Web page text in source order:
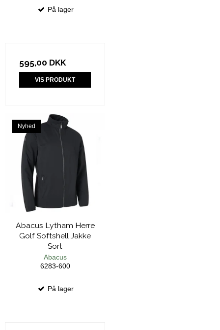
På lager
595,00 DKK
VIS PRODUKT
Nyhed
Abacus Lytham Herre
Golf Softshell Jakke
Sort
Abacus
6283-600
På lager